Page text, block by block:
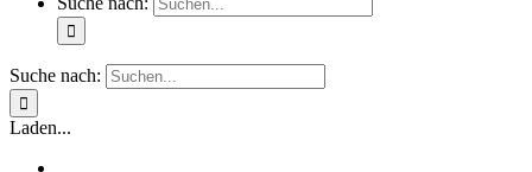
Suche nach:
Laden...